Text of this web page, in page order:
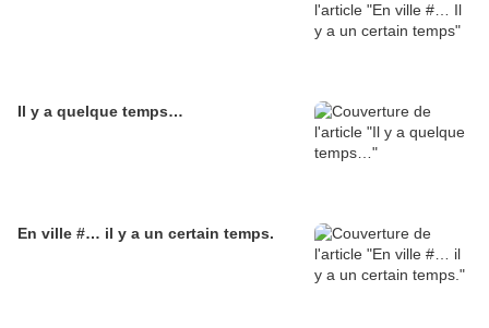
Il y a quelque temps…
En ville #… il y a un certain temps.